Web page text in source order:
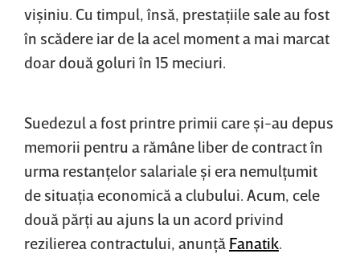
vişiniu. Cu timpul, însă, prestaţiile sale au fost
în scădere iar de la acel moment a mai marcat
doar două goluri în 15 meciuri.
Suedezul a fost printre primii care şi-au depus
memorii pentru a rămâne liber de contract în
urma restanţelor salariale şi era nemulţumit
de situaţia economică a clubului. Acum, cele
două părţi au ajuns la un acord privind
rezilierea contractului, anunţă Fanatik